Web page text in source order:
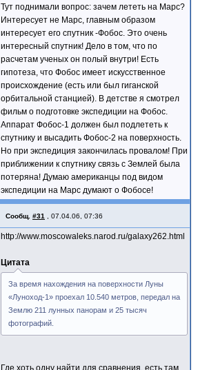
Тут поднимали вопрос: зачем лететь на Марс?
Интересует не Марс, главным образом
интересует его спутник -Фобос. Это очень
интересный спутник! Дело в том, что по
расчетам ученых он полый внутри! Есть
гипотеза, что Фобос имеет искусственное
происхождение (есть или был гиганской
орбитальной станцией). В детстве я смотрел
фильм о подготовке экспедиции на Фобос.
Аппарат Фобос-1 должен был подлететь к
спутнику и высадить Фобос-2 на поверхность.
Но при экспедиция закончилась провалом! При
приближении к спутнику связь с Землей была
потеряна! Думаю американцы под видом
экспедиции на Марс думают о Фобосе!
Сообщ. #31 07.04.06, 07:36
http://www.moscowaleks.narod.ru/galaxy262.html
Цитата
За время нахождения на поверхности Луны
«Луноход-1» проехал 10.540 метров, передал на
Землю 211 лунных панорам и 25 тысяч
фотографий.
Где хоть одну найти для сравнения, есть там